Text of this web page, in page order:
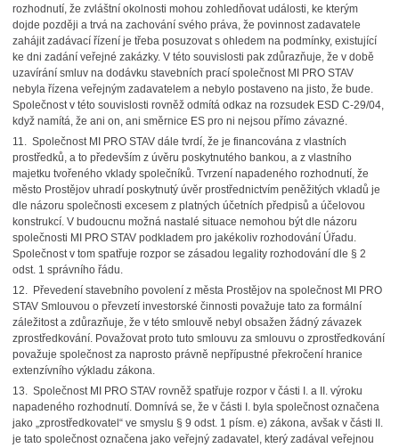
rozhodnutí, že zvláštní okolnosti mohou zohledňovat události, ke kterým
dojde později a trvá na zachování svého práva, že povinnost zadavatele
zahájit zadávací řízení je třeba posuzovat s ohledem na podmínky, existující
ke dni zadání veřejné zakázky. V této souvislosti pak zdůrazňuje, že v době
uzavírání smluv na dodávku stavebních prací společnost MI PRO STAV
nebyla řízena veřejným zadavatelem a nebylo postaveno na jisto, že bude.
Společnost v této souvislosti rovněž odmítá odkaz na rozsudek ESD C-29/04,
když namítá, že ani on, ani směrnice ES pro ni nejsou přímo závazné.
11. Společnost MI PRO STAV dále tvrdí, že je financována z vlastních
prostředků, a to především z úvěru poskytnutého bankou, a z vlastního
majetku tvořeného vklady společníků. Tvrzení napadeného rozhodnutí, že
město Prostějov uhradí poskytnutý úvěr prostřednictvím peněžitých vkladů je
dle názoru společnosti excesem z platných účetních předpisů a účelovou
konstrukcí. V budoucnu možná nastalé situace nemohou být dle názoru
společnosti MI PRO STAV podkladem pro jakékoliv rozhodování Úřadu.
Společnost v tom spatřuje rozpor se zásadou legality rozhodování dle § 2
odst. 1 správního řádu.
12. Převedení stavebního povolení z města Prostějov na společnost MI PRO
STAV Smlouvou o převzetí investorské činnosti považuje tato za formální
záležitost a zdůrazňuje, že v této smlouvě nebyl obsažen žádný závazek
zprostředkování. Považovat proto tuto smlouvu za smlouvu o zprostředkování
považuje společnost za naprosto právně nepřípustné překročení hranice
extenzívního výkladu zákona.
13. Společnost MI PRO STAV rovněž spatřuje rozpor v části I. a II. výroku
napadeného rozhodnutí. Domnívá se, že v části I. byla společnost označena
jako „zprostředkovatel“ ve smyslu § 9 odst. 1 písm. e) zákona, avšak v části II.
je tato společnost označena jako veřejný zadavatel, který zadával veřejnou